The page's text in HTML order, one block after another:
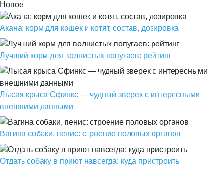
Новое
Акана: корм для кошек и котят, состав, дозировка
Лучший корм для волнистых попугаев: рейтинг
Лысая крыса Сфинкс — чудный зверек с интересными
внешними данными
Вагина собаки, пенис: строение половых органов
Отдать собаку в приют навсегда: куда пристроить